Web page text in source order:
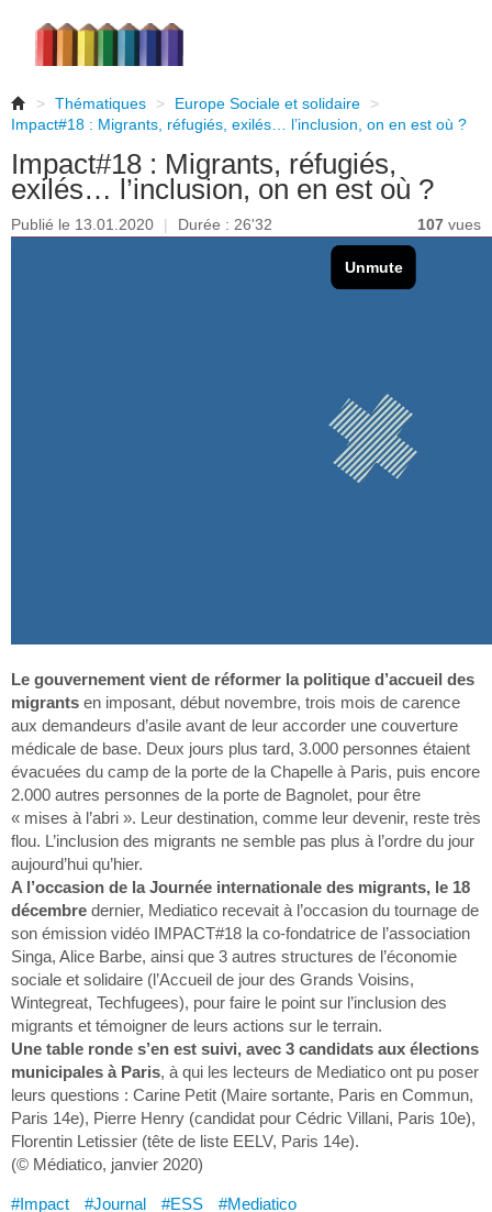
> Thématiques > Europe Sociale et solidaire
>
Impact#18 : Migrants, réfugiés, exilés… l’inclusion, on en est où ?
Impact#18 : Migrants, réfugiés,
exilés… l’inclusion, on en est où ?
Publié le 13.01.2020 | Durée : 26'32 107 vues
Le gouvernement vient de réformer la politique d’accueil des
migrants en imposant, début novembre, trois mois de carence
aux demandeurs d’asile avant de leur accorder une couverture
médicale de base. Deux jours plus tard, 3.000 personnes étaient
évacuées du camp de la porte de la Chapelle à Paris, puis encore
2.000 autres personnes de la porte de Bagnolet, pour être
« mises à l’abri ». Leur destination, comme leur devenir, reste très
flou. L’inclusion des migrants ne semble pas plus à l’ordre du jour
aujourd’hui qu’hier.
A l’occasion de la Journée internationale des migrants, le 18
décembre dernier, Mediatico recevait à l’occasion du tournage de
son émission vidéo IMPACT#18 la co-fondatrice de l’association
Singa, Alice Barbe, ainsi que 3 autres structures de l’économie
sociale et solidaire (l’Accueil de jour des Grands Voisins,
Wintegreat, Techfugees), pour faire le point sur l’inclusion des
migrants et témoigner de leurs actions sur le terrain.
Une table ronde s’en est suivi, avec 3 candidats aux élections
municipales à Paris, à qui les lecteurs de Mediatico ont pu poser
leurs questions : Carine Petit (Maire sortante, Paris en Commun,
Paris 14e), Pierre Henry (candidat pour Cédric Villani, Paris 10e),
Florentin Letissier (tête de liste EELV, Paris 14e).
(© Médiatico, janvier 2020)
#Impact #Journal #ESS #Mediatico